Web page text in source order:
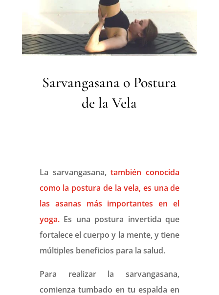
Sarah Banos|Feb 9, 2023 |Asanas
Sarvangasana o Postura
de la Vela
La sarvangasana,también conocida
como la postura de la vela, es una de
las asanas más importantes en el
yoga. Es una postura invertida que
fortalece el cuerpo y la mente, y tiene
múltiples beneficios para la salud.
Para realizar la sarvangasana,
comienza tumbado en tu espalda en